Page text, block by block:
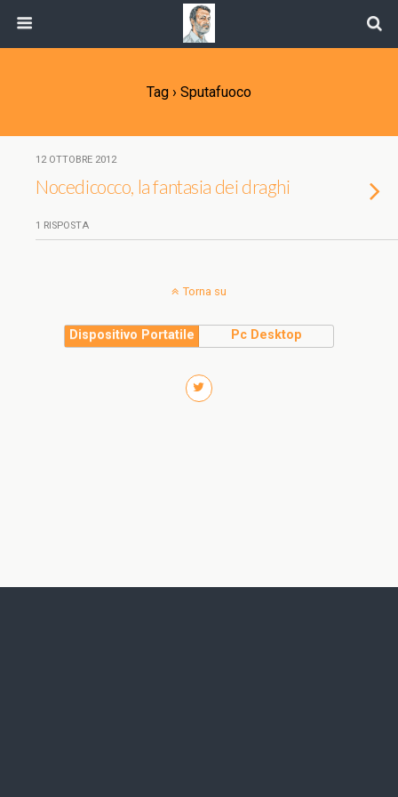
Tag › Sputafuoco
12 OTTOBRE 2012
Nocedicocco, la fantasia dei draghi
1 RISPOSTA
Torna su
Dispositivo Portatile Pc Desktop